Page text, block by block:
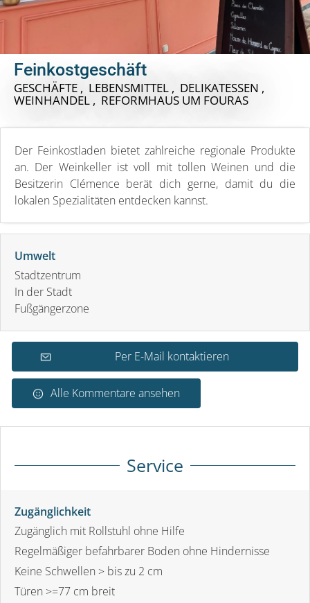
Feinkostgeschäft
GESCHÄFTE , LEBENSMITTEL , DELIKATESSEN ,
WEINHANDEL , REFORMHAUS UM FOURAS
Der Feinkostladen bietet zahlreiche regionale Produkte
an. Der Weinkeller ist voll mit tollen Weinen und die
Besitzerin Clémence berät dich gerne, damit du die
lokalen Spezialitäten entdecken kannst.
Umwelt
Stadtzentrum
In der Stadt
Fußgängerzone
Per E-Mail kontaktieren
Alle Kommentare ansehen
Service
Zugänglichkeit
Zugänglich mit Rollstuhl ohne Hilfe
Regelmäßiger befahrbarer Boden ohne Hindernisse
Keine Schwellen > bis zu 2 cm
Türen >=77 cm breit